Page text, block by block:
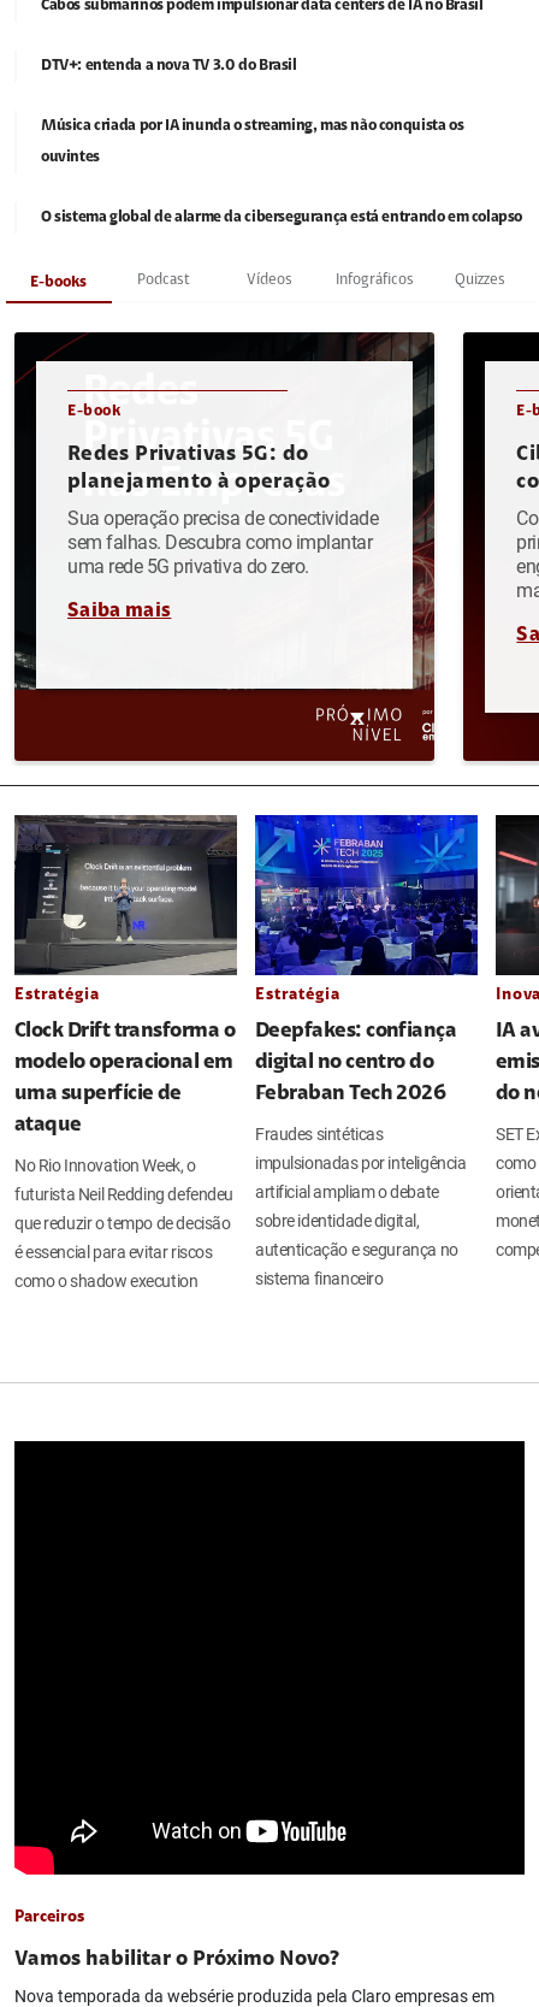
Cabos submarinos podem impulsionar data centers de IA no Brasil
DTV+: entenda a nova TV 3.0 do Brasil
Música criada por IA inunda o streaming, mas não conquista os
ouvintes
O sistema global de alarme da cibersegurança está entrando em colapso
E-books Podcast Vídeos Infográficos Quizzes
E-book
Redes Privativas 5G: do
planejamento à operação
Sua operação precisa de conectividade
sem falhas. Descubra como implantar
uma rede 5G privativa do zero.
Saiba mais
E-
Estratégia
Clock Drift transforma o
modelo operacional em
uma superfície de
ataque
No Rio Innovation Week, o
futurista Neil Redding defendeu
que reduzir o tempo de decisão
é essencial para evitar riscos
como o shadow execution
Estratégia
Deepfakes: confiança
digital no centro do
Febraban Tech 2026
Fraudes sintéticas
impulsionadas por inteligência
artificial ampliam o debate
sobre identidade digital,
autenticação e segurança no
sistema financeiro
IA
do
SET
como
Parceiros
Vamos habilitar o Próximo Novo?
Nova temporada da websérie produzida pela Claro empresas em